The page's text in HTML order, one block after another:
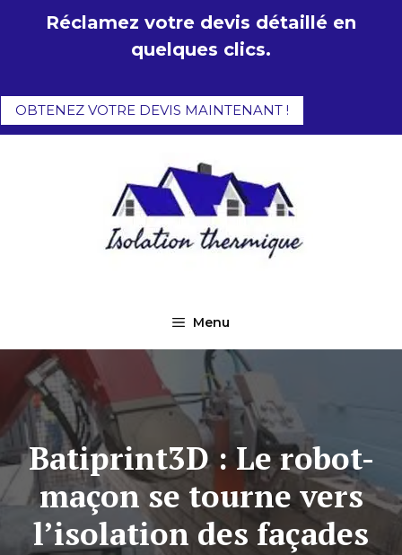
Réclamez votre devis détaillé en
quelques clics.
OBTENEZ VOTRE DEVIS MAINTENANT !
Menu
Batiprint3D : Le robot-
maçon se tourne vers
l’isolation des façades